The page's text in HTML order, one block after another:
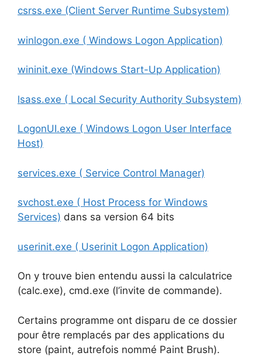
csrss.exe (Client Server Runtime Subsystem)
winlogon.exe ( Windows Logon Application)
wininit.exe (Windows Start-Up Application)
lsass.exe ( Local Security Authority Subsystem)
LogonUI.exe ( Windows Logon User Interface
Host)
services.exe ( Service Control Manager)
svchost.exe ( Host Process for Windows
Services) dans sa version 64 bits
userinit.exe ( Userinit Logon Application)
On y trouve bien entendu aussi la calculatrice
(calc.exe), cmd.exe (l’invite de commande).
Certains programme ont disparu de ce dossier
pour être remplacés par des applications du
store (paint, autrefois nommé Paint Brush).